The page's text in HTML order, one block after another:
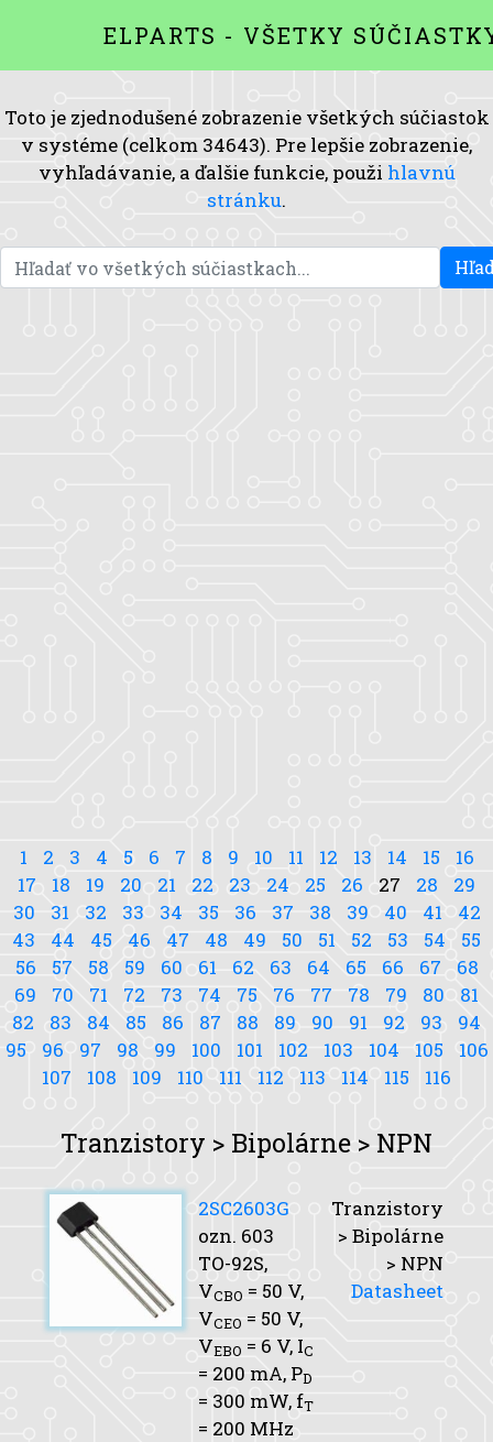
ELPARTS - VŠETKY
Toto je zjednodušené zobrazenie všetkých súčiastok
v systéme (celkom 34643). Pre lepšie zobrazenie,
vyhľadávanie, a ďalšie funkcie, použi hlavnú
stránku.
1 2 3 4 5 6 7 8 9 10 11 12 13 14 15
16
17
18 19 20 21 22 23 24 25 26 27 28
29
30
31 32 33 34 35 36 37 38 39 40 41
42
43
44 45 46 47 48 49 50 51 52 53 54
55
56
57 58 59 60 61 62 63 64 65 66 67
68
69
70 71 72 73 74 75 76 77 78 79 80
81
82
83 84 85 86 87 88 89 90 91 92 93
94
95
96 97 98 99 100 101 102 103 104 105
106
107
108 109 110 111 112 113 114 115 116
Tranzistory > Bipolárne > NPN
2SC2603G
ozn. 603
TO-92S,
VCBO = 50 V,
VCEO = 50 V,
VEBO = 6 V, IC
= 200 mA, PD
= 300 mW, fT
= 200 MHz
Tranzistory
> Bipolárne
> NPN
Datasheet